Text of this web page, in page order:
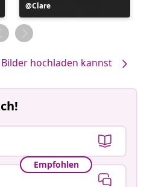
Beitrag
veröffentlicht
von
Clare
hochladen kannst
Empfohlen